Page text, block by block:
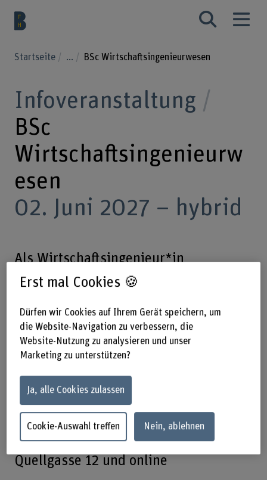
Startseite ... BSc Wirtschaftsingenieurwesen
Infoveranstaltung
BSc
Wirtschaftsingenieurw
esen
02. Juni 2027 – hybrid
Als Wirtschaftsingenieur*in
kombinieren Sie Know-how aus
Sie analysieren Probleme, erkennen
Potenziale und entwickeln Lösungen in
einer digitalen, vernetzten Welt. Mit
nachhaltig und langfristig bestens
gerüstet für die Jobs der Zukunft.
02.06.2027, 17.00–19.00 Uhr – Biel,
Quellgasse 12 und online
Erst mal Cookies 🍪
Dürfen wir Cookies auf Ihrem Gerät speichern, um
die Website-Navigation zu verbessern, die
Website-Nutzung zu analysieren und unser
Marketing zu unterstützen?
Ja, alle Cookies zulassen
Cookie-Auswahl treffen Nein, ablehnen